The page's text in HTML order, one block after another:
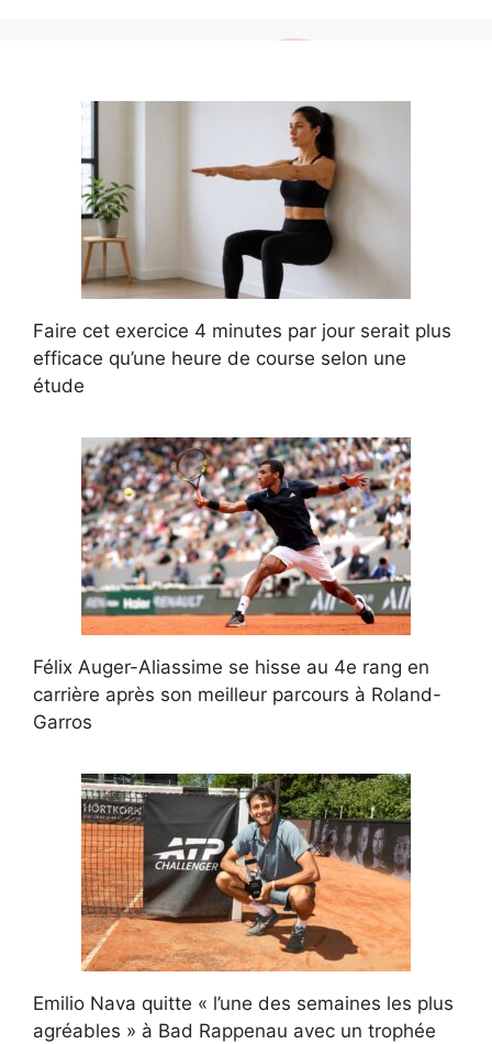
Faire cet exercice 4 minutes par jour serait plus
efficace qu’une heure de course selon une
étude
Félix Auger-Aliassime se hisse au 4e rang en
carrière après son meilleur parcours à Roland-
Garros
Emilio Nava quitte « l’une des semaines les plus
agréables » à Bad Rappenau avec un trophée